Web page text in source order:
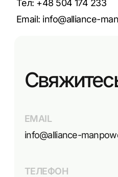
Тел: +48 504 174 233
Email: info@alliance-
EMAIL
info@alliance-
ТЕЛЕФОН